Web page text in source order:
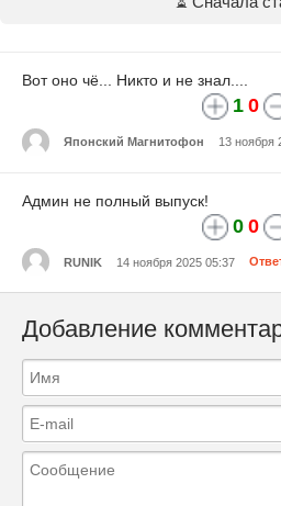
Вот оно чё... Никто и не знал....
1 0
Японский Магнитофон 13 ноября
Админ не полный выпуск!
0 0
RUNIK 14 ноября 2025 05:37
Добавление